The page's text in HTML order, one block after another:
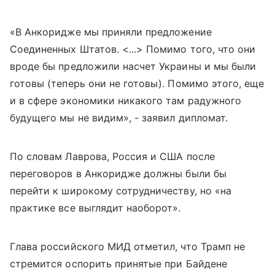
«В Анкоридже мы приняли предложение
Соединенных Штатов. <...> Помимо того, что они
вроде бы предложили насчет Украины и мы были
готовы (теперь они не готовы). Помимо этого, еще
и в сфере экономики никакого там радужного
будущего мы не видим», - заявил дипломат.
По словам Лаврова, Россия и США после
переговоров в Анкоридже должны были бы
перейти к широкому сотрудничеству, но «на
практике все выглядит наоборот».
Глава российского МИД отметил, что Трамп не
стремится оспорить принятые при Байдене